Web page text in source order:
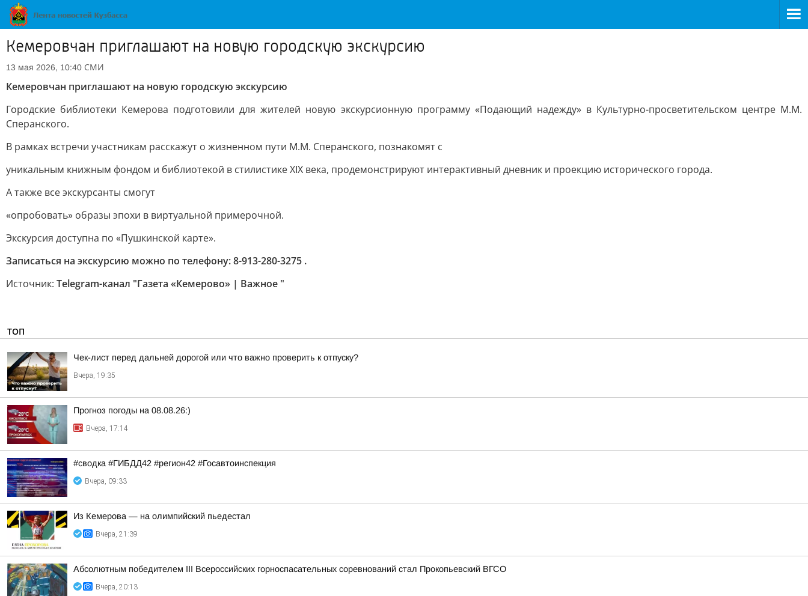
Кемеровчан приглашают на новую городскую экскурсию
13 мая 2026, 10:40 СМИ
Кемеровчан приглашают на новую городскую экскурсию
Городские библиотеки Кемерова подготовили для жителей новую экскурсионную программу «Подающий надежду» в Культурно-просветительском центре М.М.
Сперанского.
В рамках встречи участникам расскажут о жизненном пути М.М. Сперанского, познакомят с
уникальным книжным фондом и библиотекой в стилистике XIX века, продемонстрируют интерактивный дневник и проекцию исторического города.
А также все экскурсанты смогут
«опробовать» образы эпохи в виртуальной примерочной.
Экскурсия доступна по «Пушкинской карте».
Записаться на экскурсию можно по телефону: 8-913-280-3275 .
Источник: Telegram-канал "Газета «Кемерово» | Важное "
ТОП
Чек-лист перед дальней дорогой или что важно проверить к отпуску?
Вчера, 19:35
Прогноз погоды на 08.08.26:)
Вчера, 17:14
#сводка #ГИБДД42 #регион42 #Госавтоинспекция
Вчера, 09:33
Из Кемерова — на олимпийский пьедестал
Вчера, 21:39
Абсолютным победителем III Всероссийских горноспасательных соревнований стал Прокопьевский ВГСО
Вчера, 20:13